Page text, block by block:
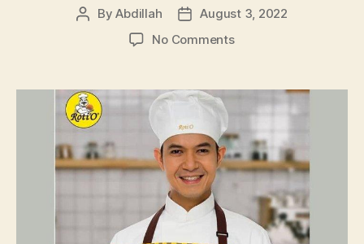
PostByAbdillah
PostAugust 3, 2022
No Commentson
Dita
Destiara,
Kuliner
Roti